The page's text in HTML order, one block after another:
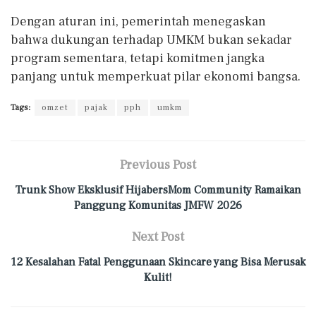
Dengan aturan ini, pemerintah menegaskan
bahwa dukungan terhadap UMKM bukan sekadar
program sementara, tetapi komitmen jangka
panjang untuk memperkuat pilar ekonomi bangsa.
Tags: omzet pajak pph umkm
Previous Post
Trunk Show Eksklusif HijabersMom Community Ramaikan
Panggung Komunitas JMFW 2026
Next Post
12 Kesalahan Fatal Penggunaan Skincare yang Bisa Merusak
Kulit!